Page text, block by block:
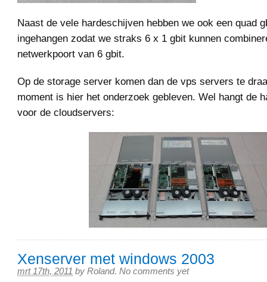
Naast de vele hardeschijven hebben we ook een quad
ingehangen zodat we straks 6 x 1 gbit kunnen
netwerkpoort van 6 gbit.
Op de storage server komen dan de vps servers te
moment is hier het onderzoek gebleven. Wel hangt de
voor de cloudservers:
Xenserver met windows 2003
mrt 17th, 2011 by Roland. No comments yet